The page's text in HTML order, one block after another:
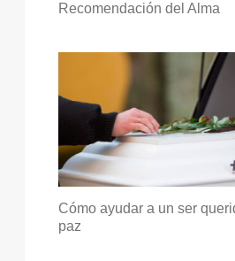
Recomendación del Alma
Cómo ayudar a un ser
paz